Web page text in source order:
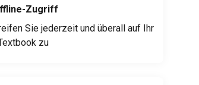
Zugriff
Sie jederzeit und überall auf Ihr
zu